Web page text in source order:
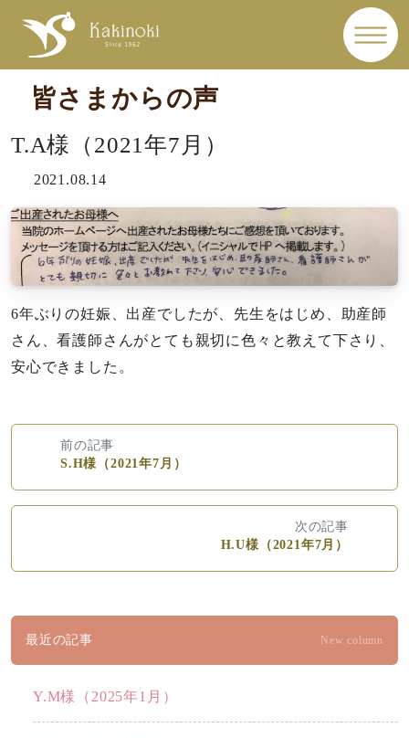
皆さまからの声
T.A様（2021年7月）
2021.08.14
6年ぶりの妊娠、出産でしたが、先生をはじめ、助産師
さん、看護師さんがとても親切に色々と教えて下さり、
安心できました。
前の記事
S.H様（2021年7月）
次の記事
H.U様（2021年7月）
最近の記事 New column
Y.M様（2025年1月）